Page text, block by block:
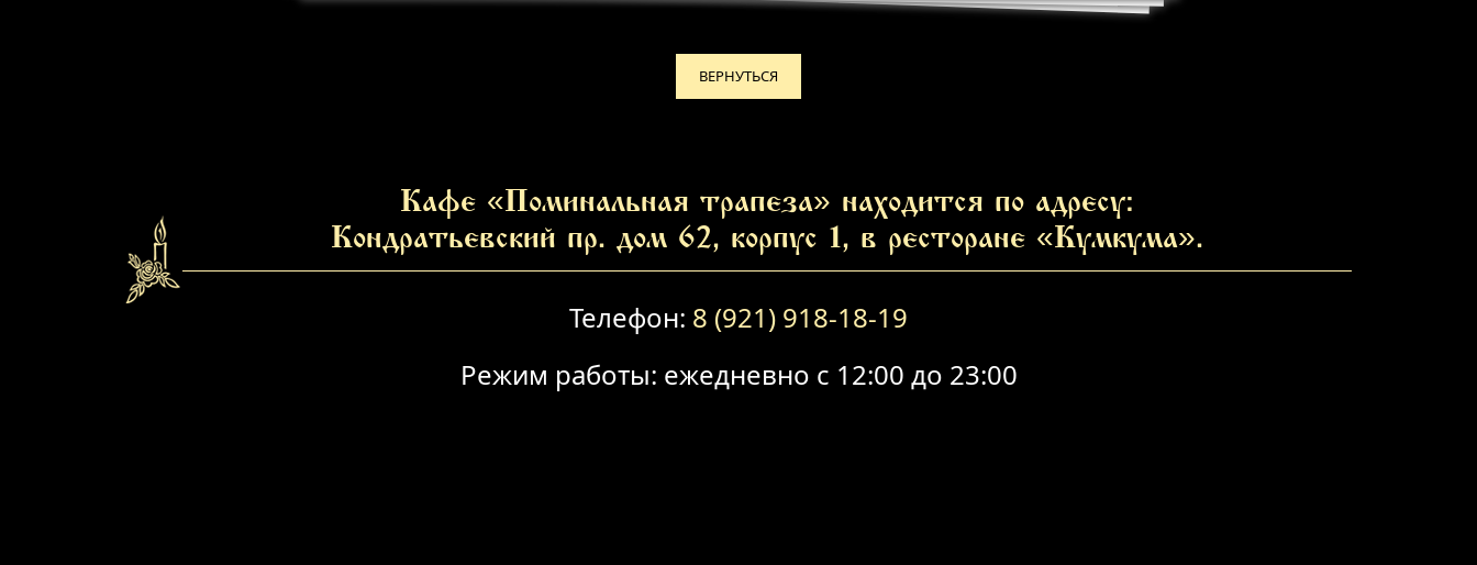
ВЕРНУТЬСЯ
Кафе «Поминальная трапеза» находится по адресу:
Кондратьевский пр. дом 62, корпус 1, в ресторане «Кумкума».
Телефон: 8 (921) 918-18-19
Режим работы: ежедневно с 12:00 до 23:00